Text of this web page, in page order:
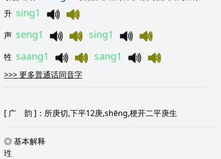
升 sing1
声 seng1 sing1
牲 saang1 sang1
>>>更多普通话同音字
[ 广 韵 ]：所庚切,下平12庚,shēng,梗开二平庚生
◎ 基本解释
珄